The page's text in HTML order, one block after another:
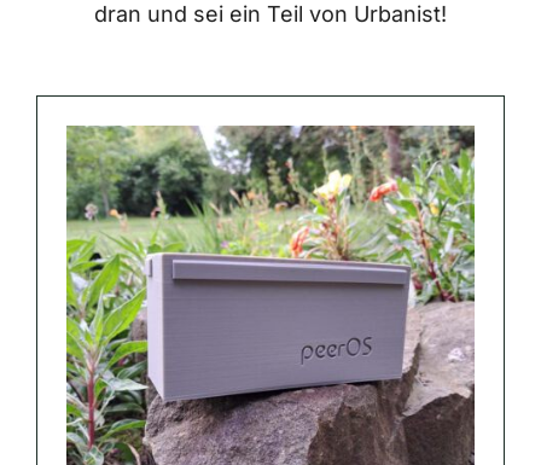
dran und sei ein Teil von Urbanist!